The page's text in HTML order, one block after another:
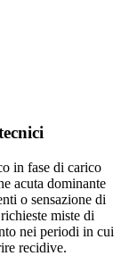
in fase di carico
acuta dominante
o sensazione di
miste di
nei periodi in cui
recidive.